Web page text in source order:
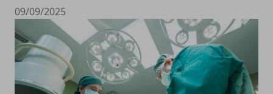
09/09/2025